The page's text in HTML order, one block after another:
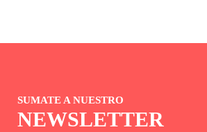
SUMATE A NUESTRO
NEWSLETTER